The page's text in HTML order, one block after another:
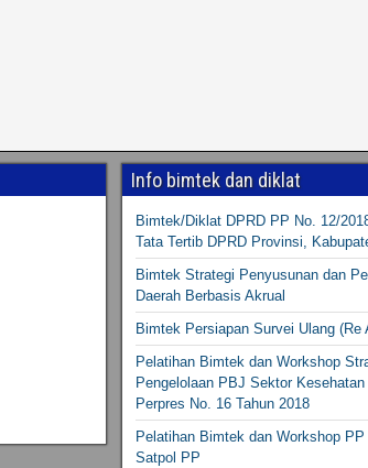
Info bimtek dan diklat
Bimtek/Diklat DPRD PP No. 12/
Tata Tertib DPRD Provinsi,
Bimtek Strategi Penyusunan dan
Daerah Berbasis Akrual
Bimtek Persiapan Survei Ulang
Pelatihan Bimtek dan Workshop
Pengelolaan PBJ Sektor
Perpres No. 16 Tahun 2018
Pelatihan Bimtek dan Workshop
Satpol PP